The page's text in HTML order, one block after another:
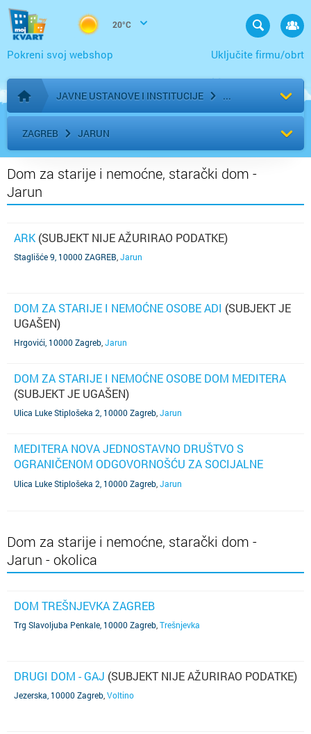
20°C
Uključite firmu/obrt
Pokreni svoj webshop
Početna stranica
JAVNE USTANOVE I INSTITUCIJE
ZAGREB JARUN
Dom za starije i nemoćne, starački dom -
Jarun
ARK (SUBJEKT NIJE AŽURIRAO PODATKE)
Staglišće 9, 10000 ZAGREB Jarun
DOM ZA STARIJE I NEMOĆNE OSOBE ADI (SUBJEKT JE
UGAŠEN)
Hrgovići, 10000 Zagreb Jarun
DOM ZA STARIJE I NEMOĆNE OSOBE DOM MEDITERA
(SUBJEKT JE UGAŠEN)
Ulica Luke Stiplošeka 2, 10000 Zagreb Jarun
MEDITERA NOVA JEDNOSTAVNO DRUŠTVO S
OGRANIČENOM ODGOVORNOŠĆU ZA SOCIJALNE
USLUGE(SUBJEKT JE UGAŠEN)
Ulica Luke Stiplošeka 2, 10000 Zagreb Jarun
Dom za starije i nemoćne, starački dom -
Jarun - okolica
DOM TREŠNJEVKA ZAGREB
Trg Slavoljuba Penkale, 10000 Zagreb Trešnjevka
DRUGI DOM - GAJ (SUBJEKT NIJE AŽURIRAO PODATKE)
Jezerska, 10000 Zagreb Voltino